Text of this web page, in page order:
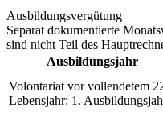
Ausbildungsvergütung
Separat dokumentierte
sind nicht Teil des
Ausbildungsjahr
Volontariat vor vollendetem
Lebensjahr: 1.